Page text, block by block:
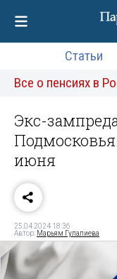
Статьи
Все о пенсиях в
Экс-
июня
25.04.2024 18:36
Автор: Марьям Гулалиева